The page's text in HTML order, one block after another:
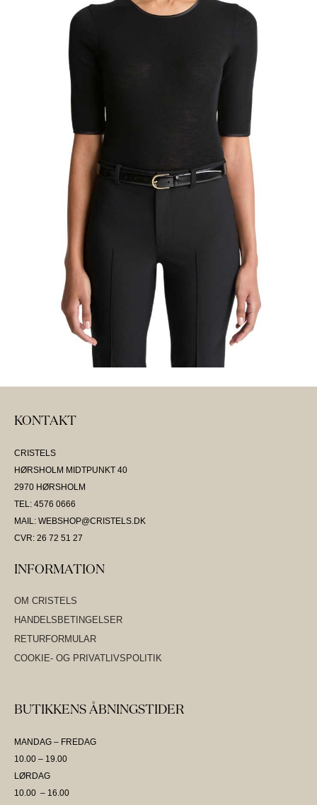
KONTAKT
CRISTELS
HØRSHOLM MIDTPUNKT 40
2970 HØRSHOLM
TEL: 4576 0666
MAIL: WEBSHOP@CRISTELS.DK
CVR: 26 72 51 27
INFORMATION
OM CRISTELS
HANDELSBETINGELSER
RETURFORMULAR
COOKIE- OG PRIVATLIVSPOLITIK
BUTIKKENS ÅBNINGSTIDER
MANDAG – FREDAG
10.00 – 19.00
LØRDAG
10.00 – 16.00